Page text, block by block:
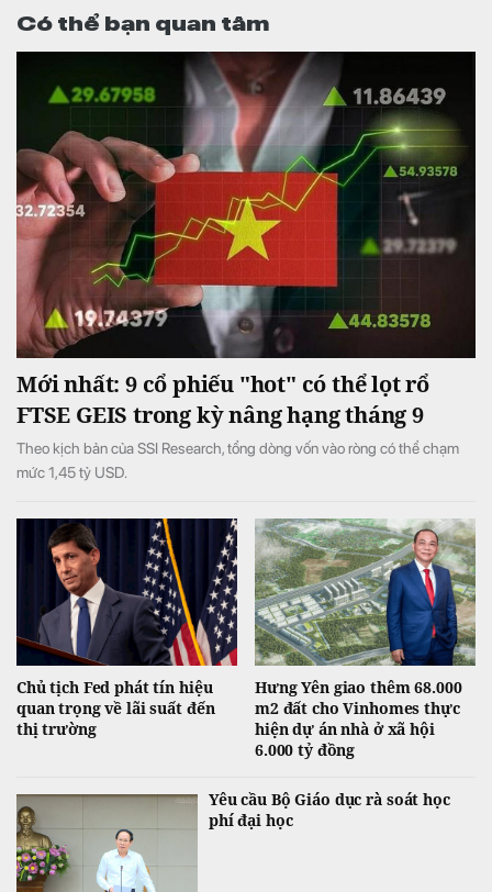
Có thể bạn quan tâm
Mới nhất: 9 cổ phiếu "hot" có thể lọt rổ
FTSE GEIS trong kỳ nâng hạng tháng 9
Theo kịch bản của SSI Research, tổng dòng vốn vào ròng có thể chạm
mức 1,45 tỷ USD.
Chủ tịch Fed phát tín hiệu
quan trọng về lãi suất đến
thị trường
Hưng Yên giao thêm 68.000
m2 đất cho Vinhomes thực
hiện dự án nhà ở xã hội
6.000 tỷ đồng
Yêu cầu Bộ Giáo dục rà soát học
phí đại học